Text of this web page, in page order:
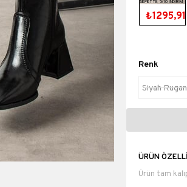
SEPETTE %10 İNDİRİM
₺1295,91
Renk
Siyah Rugan
ÜRÜN
Ürün tam